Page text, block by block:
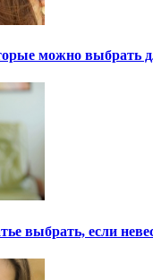
можно выбрать
выбрать, если